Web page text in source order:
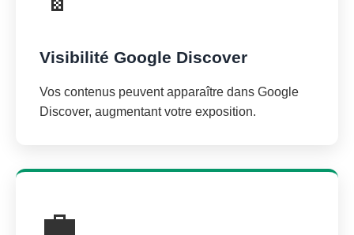
Visibilité Google Discover
Vos contenus peuvent apparaître dans Google
Discover, augmentant votre exposition.
💼